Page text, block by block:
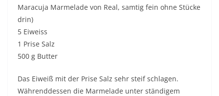
Maracuja Marmelade von Real, samtig fein ohne Stücke
drin)
5 Eiweiss
1 Prise Salz
500 g Butter
Das Eiweiß mit der Prise Salz sehr steif schlagen.
Währenddessen die Marmelade unter ständigem